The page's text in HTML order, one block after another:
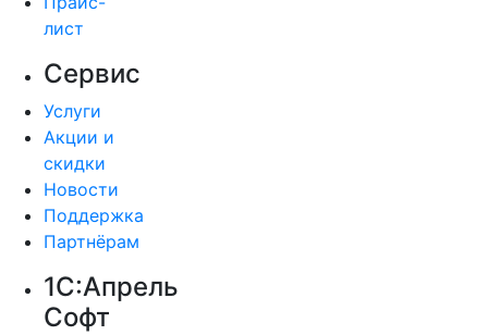
лист
Сервис
Услуги
Акции и
скидки
Новости
Поддержка
Партнёрам
1С:Апрель
Софт